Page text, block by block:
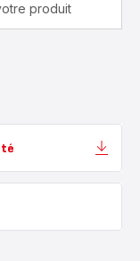
produit